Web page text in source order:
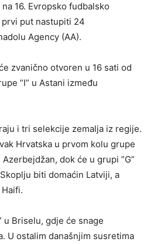
16. Evropsko fudbalsko
put nastupiti 24
Agency (AA).
zvanično otvoren u 16 sati od
”I” u Astani između
i tri selekcije zemalja iz regije.
Hrvatska u prvom kolu grupe
dok će u grupi ”G”
biti domaćin Latviji, a
u Briselu, gdje će snage
U ostalim današnjim susretima